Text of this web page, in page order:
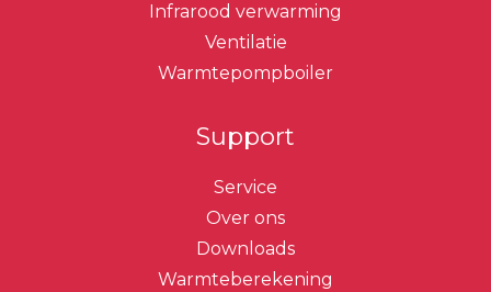
Infrarood verwarming
Ventilatie
Warmtepompboiler
Support
Service
Over ons
Downloads
Warmteberekening